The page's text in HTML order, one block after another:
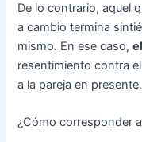
De lo contrario, aquel
a cambio termina
mismo. En ese caso,
resentimiento contra
a la pareja en presente.
¿Cómo corresponder